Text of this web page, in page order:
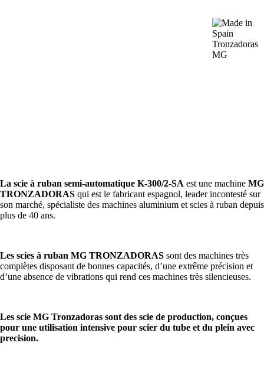
La scie à ruban semi-automatique K-300/2-SA est une machine MG
TRONZADORAS qui est le fabricant espagnol, leader incontesté sur
son marché, spécialiste des machines aluminium et scies à ruban depuis
plus de 40 ans.
Les scies à ruban MG TRONZADORAS sont des machines très
complètes disposant de bonnes capacités, d’une extrême précision et
d’une absence de vibrations qui rend ces machines très silencieuses.
Les scie MG Tronzadoras sont des scie de production, conçues
pour une utilisation intensive pour scier du tube et du plein avec
precision.